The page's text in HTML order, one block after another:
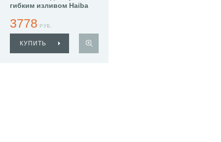
гибким изливом Haiba
3778 РУБ.
КУПИТЬ